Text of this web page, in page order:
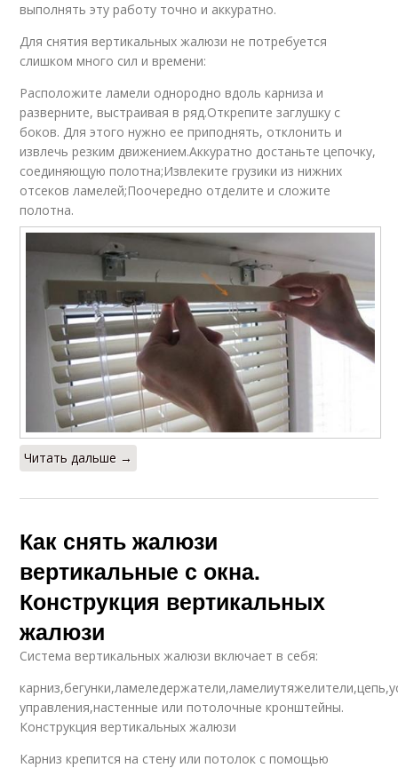
выполнять эту работу точно и аккуратно.
Для снятия вертикальных жалюзи не потребуется
слишком много сил и времени:
Расположите ламели однородно вдоль карниза и
разверните, выстраивая в ряд.Открепите заглушку с
боков. Для этого нужно ее приподнять, отклонить и
извлечь резким движением.Аккуратно достаньте цепочку,
соединяющую полотна;Извлеките грузики из нижних
отсеков ламелей;Поочередно отделите и сложите
полотна.
Читать дальше →
Как снять жалюзи
вертикальные с окна.
Конструкция вертикальных
жалюзи
Система вертикальных жалюзи включает в себя:
управления,настенные или потолочные кронштейны.
Конструкция вертикальных жалюзи
Карниз крепится на стену или потолок с помощью